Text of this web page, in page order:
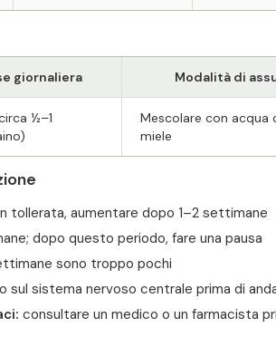
giornaliera Modalità di
½–1
Mescolare con acqua
miele
tollerata, aumentare dopo 1–2 settimane
dopo questo periodo, fare una pausa
sono troppo pochi
sul sistema nervoso centrale prima di
consultare un medico o un farmacista